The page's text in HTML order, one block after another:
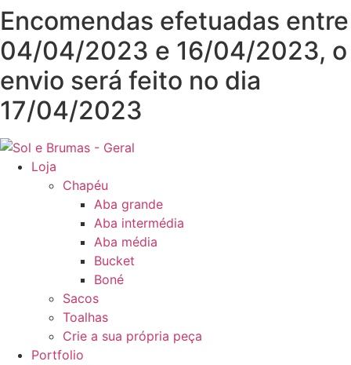
Pular
para
o
conteúdo
Encomendas efetuadas entre
04/04/2023 e 16/04/2023, o
envio será feito no dia
17/04/2023
Loja
Chapéu
Aba grande
Aba intermédia
Aba média
Bucket
Boné
Sacos
Toalhas
Crie a sua própria peça
Portfolio